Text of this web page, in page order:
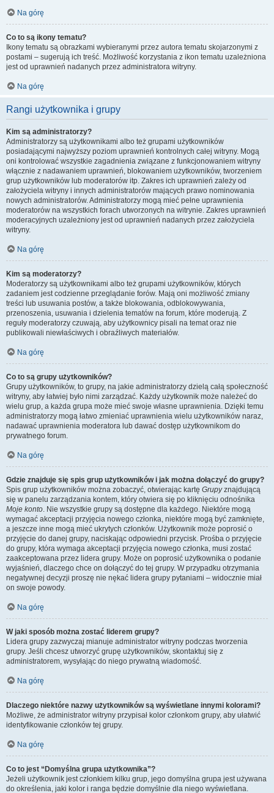
Na górę
Co to są ikony tematu?
Ikony tematu są obrazkami wybieranymi przez autora tematu skojarzonymi z
postami – sugerują ich treść. Możliwość korzystania z ikon tematu uzależniona
jest od uprawnień nadanych przez administratora witryny.
Na górę
Rangi użytkownika i grupy
Kim są administratorzy?
Administratorzy są użytkownikami albo też grupami użytkowników
posiadającymi najwyższy poziom uprawnień kontrolnych całej witryny. Mogą
oni kontrolować wszystkie zagadnienia związane z funkcjonowaniem witryny
włącznie z nadawaniem uprawnień, blokowaniem użytkowników, tworzeniem
grup użytkowników lub moderatorów itp. Zakres ich uprawnień zależy od
założyciela witryny i innych administratorów mających prawo nominowania
nowych administratorów. Administratorzy mogą mieć pełne uprawnienia
moderatorów na wszystkich forach utworzonych na witrynie. Zakres uprawnień
moderacyjnych uzależniony jest od uprawnień nadanych przez założyciela
witryny.
Na górę
Kim są moderatorzy?
Moderatorzy są użytkownikami albo też grupami użytkowników, których
zadaniem jest codzienne przeglądanie forów. Mają oni możliwość zmiany
treści lub usuwania postów, a także blokowania, odblokowywania,
przenoszenia, usuwania i dzielenia tematów na forum, które moderują. Z
reguły moderatorzy czuwają, aby użytkownicy pisali na temat oraz nie
publikowali niewłaściwych i obraźliwych materiałów.
Na górę
Co to są grupy użytkowników?
Grupy użytkowników, to grupy, na jakie administratorzy dzielą całą społeczność
witryny, aby łatwiej było nimi zarządzać. Każdy użytkownik może należeć do
wielu grup, a każda grupa może mieć swoje własne uprawnienia. Dzięki temu
administratorzy mogą łatwo zmieniać uprawnienia wielu użytkowników naraz,
nadawać uprawnienia moderatora lub dawać dostęp użytkownikom do
prywatnego forum.
Na górę
Gdzie znajduje się spis grup użytkowników i jak można dołączyć do grupy?
Spis grup użytkowników można zobaczyć, otwierając kartę Grupyznajdującą
się w panelu zarządzania kontem, który otwiera się po kliknięciu odnośnika
Moje konto. Nie wszystkie grupy są dostępne dla każdego. Niektóre mogą
wymagać akceptacji przyjęcia nowego członka, niektóre mogą być zamknięte,
a jeszcze inne mogą mieć ukrytych członków. Użytkownik może poprosić o
przyjęcie do danej grupy, naciskając odpowiedni przycisk. Prośba o przyjęcie
do grupy, która wymaga akceptacji przyjęcia nowego członka, musi zostać
zaakceptowana przez lidera grupy. Może on poprosić użytkownika o podanie
wyjaśnień, dlaczego chce on dołączyć do tej grupy. W przypadku otrzymania
negatywnej decyzji proszę nie nękać lidera grupy pytaniami – widocznie miał
on swoje powody.
Na górę
W jaki sposób można zostać liderem grupy?
Lidera grupy zazwyczaj mianuje administrator witryny podczas tworzenia
grupy. Jeśli chcesz utworzyć grupę użytkowników, skontaktuj się z
administratorem, wysyłając do niego prywatną wiadomość.
Na górę
Dlaczego niektóre nazwy użytkowników są wyświetlane innymi kolorami?
Możliwe, że administrator witryny przypisał kolor członkom grupy, aby ułatwić
identyfikowanie członków tej grupy.
Na górę
Co to jest “Domyślna grupa użytkownika”?
Jeżeli użytkownik jest członkiem kilku grup, jego domyślna grupa jest używana
do określenia, jaki kolor i ranga będzie domyślnie dla niego wyświetlana.